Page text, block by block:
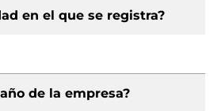
en el que se registra?
de la empresa?